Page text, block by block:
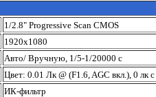
1/2.8" Progressive Scan CMOS
1920x1080
Авто/ Вручную, 1/5-1/20000 с
Цвет: 0.01 Лк @ (F1.6, AGC вкл.), 0 лк
ИК-фильтр